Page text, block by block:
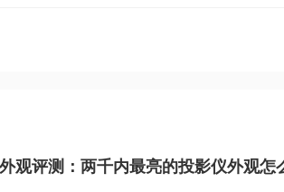
观评测：两千内最亮的投影仪外观怎